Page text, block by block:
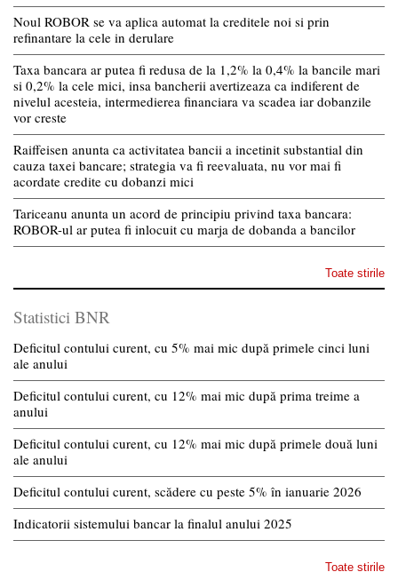
Noul ROBOR se va aplica automat la creditele noi si prin
refinantare la cele in derulare
Taxa bancara ar putea fi redusa de la 1,2% la 0,4% la bancile mari
si 0,2% la cele mici, insa bancherii avertizeaza ca indiferent de
nivelul acesteia, intermedierea financiara va scadea iar dobanzile
vor creste
Raiffeisen anunta ca activitatea bancii a incetinit substantial din
cauza taxei bancare; strategia va fi reevaluata, nu vor mai fi
acordate credite cu dobanzi mici
Tariceanu anunta un acord de principiu privind taxa bancara:
ROBOR-ul ar putea fi inlocuit cu marja de dobanda a bancilor
Toate stirile
Statistici BNR
Deficitul contului curent, cu 5% mai mic după primele cinci luni
ale anului
Deficitul contului curent, cu 12% mai mic după prima treime a
anului
Deficitul contului curent, cu 12% mai mic după primele două luni
ale anului
Deficitul contului curent, scădere cu peste 5% în ianuarie 2026
Indicatorii sistemului bancar la finalul anului 2025
Toate stirile